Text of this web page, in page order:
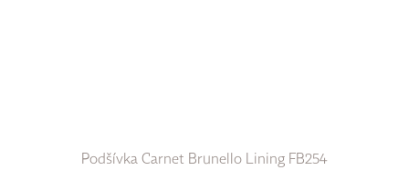
Podšívka Carnet Brunello Lining FB254